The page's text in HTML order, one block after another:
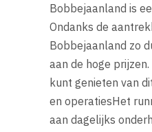
Bobbejaanland is
Ondanks de
Bobbejaanland zo
aan de hoge
kunt genieten van
en operatiesHet
aan dagelijks